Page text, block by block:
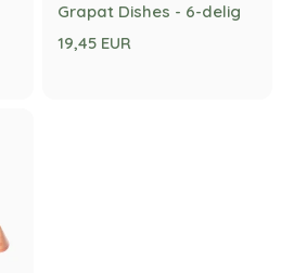
Grapat Dishes - 6-delig
19,45 EUR